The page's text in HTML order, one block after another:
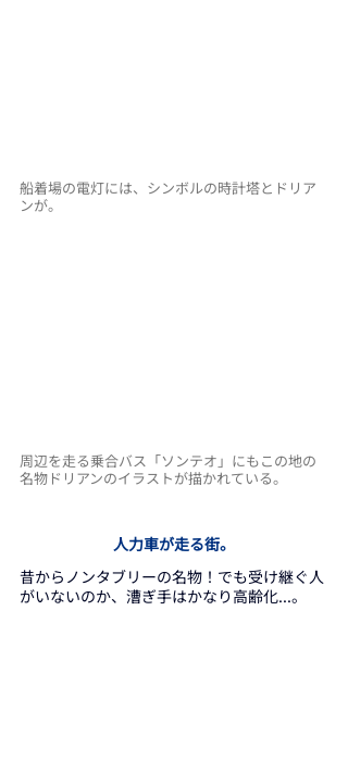
船着場の電灯には、シンボルの時計塔とドリア
ンが。
周辺を走る乗合バス「ソンテオ」にもこの地の
名物ドリアンのイラストが描かれている。
人力車が走る街。
昔からノンタブリーの名物！でも受け継ぐ人
がいないのか、漕ぎ手はかなり高齢化...。